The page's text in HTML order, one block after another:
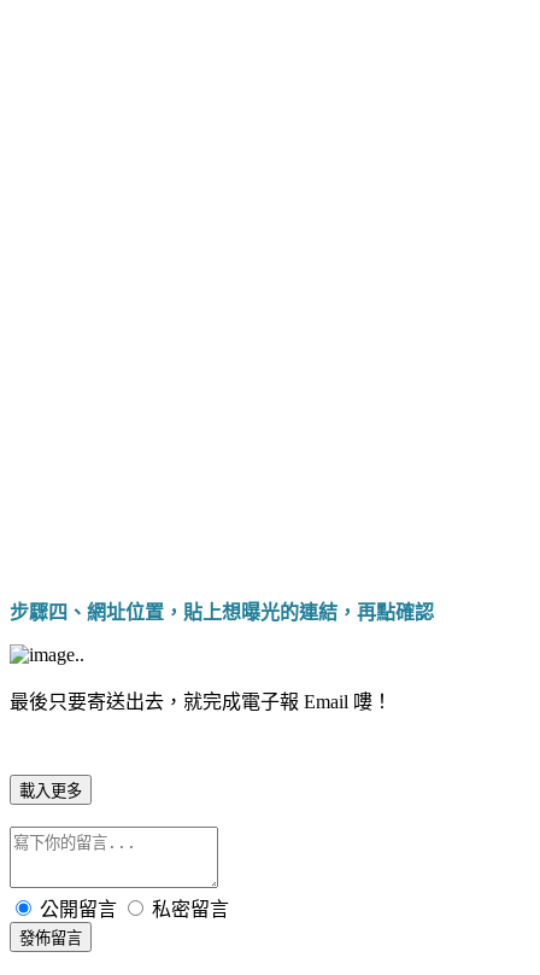
步驟四、網址位置，貼上想曝光的連結，再點確認
..
最後只要寄送出去，就完成電子報 Email 嘍！
載入更多
公開留言 私密留言
發佈留言